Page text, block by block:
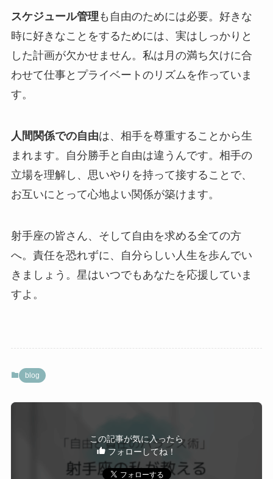
スケジュール管理 も自由のためには必要。好きな
時に好きなことをするためには、実はしっかりと
した計画が欠かせません。私は月の満ち欠けに合
わせて仕事とプライベートのリズムを作っていま
す。
人間関係での自由は、相手を尊重することから生
まれます。自分勝手と自由は違うんです。相手の
立場を理解し、思いやりを持って接することで、
お互いにとって心地よい関係が築けます。
射手座の皆さん、そして自由を求める全ての方
へ。責任を恐れずに、自分らしい人生を歩んでい
きましょう。星はいつでもあなたを応援していま
すよ。
blog
この記事が気に入ったら
フォローしてね！